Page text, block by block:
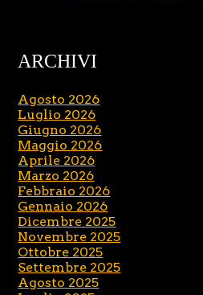
ARCHIVI
Agosto 2026
Luglio 2026
Giugno 2026
Maggio 2026
Aprile 2026
Marzo 2026
Febbraio 2026
Gennaio 2026
Dicembre 2025
Novembre 2025
Ottobre 2025
Settembre 2025
Agosto 2025